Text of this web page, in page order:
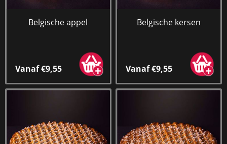
Belgische appel
Vanaf €9,55
Belgische kersen
Vanaf €9,55